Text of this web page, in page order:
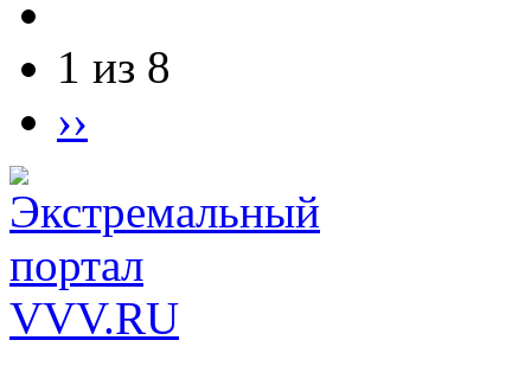
1 из 8
››